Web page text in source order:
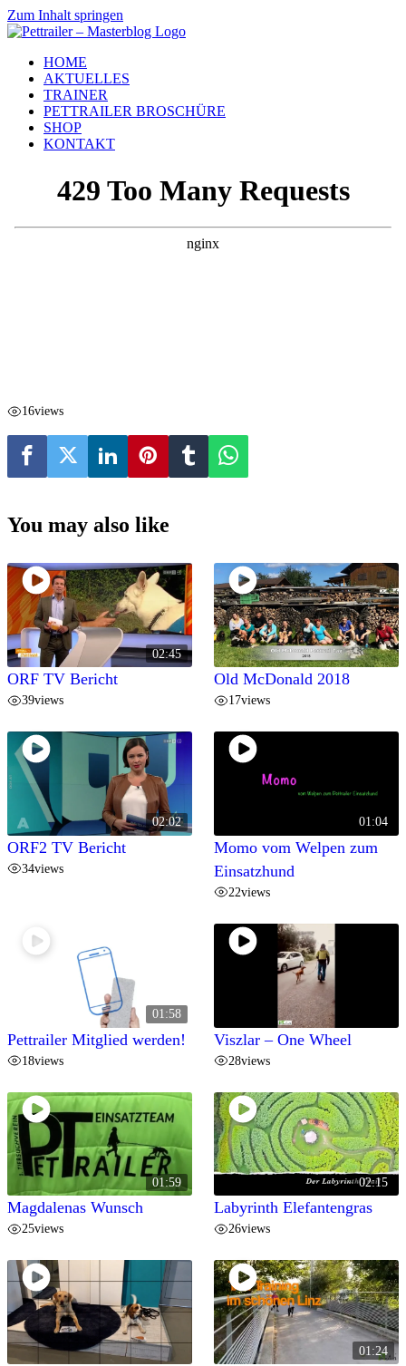
Zum Inhalt springen
HOME
AKTUELLES
TRAINER
PETTRAILER BROSCHÜRE
SHOP
KONTAKT
16views
You may also like
02:45
ORF TV Bericht
39views
Old McDonald 2018
17views
02:02
ORF2 TV Bericht
34views
01:04
Momo vom Welpen zum
Einsatzhund
22views
01:58
Pettrailer Mitglied werden!
18views
Viszlar – One Wheel
28views
01:59
Magdalenas Wunsch
25views
02:15
Labyrinth Elefantengras
26views
01:24